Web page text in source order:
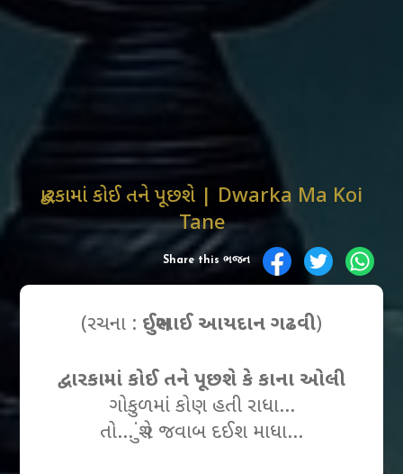
દ્વારકામાં કોઈ તને પૂછશે | Dwarka Ma Koi
Tane
Share this ભજન
(રચના : ઈસુભાઈ આયદાન ગઢવી)
દ્વારકામાં કોઈ તને પૂછશે કે કાના ઓલી
ગોકુળમાં કોણ હતી રાધા…
તો… શું રે જવાબ દઈશ માધા…